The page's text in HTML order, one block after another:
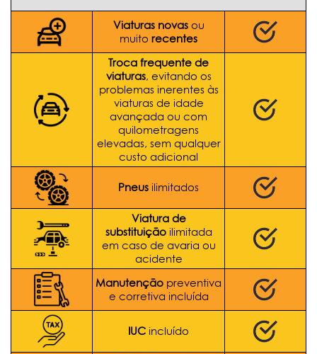
Viaturas novas ou
muito recentes
Troca frequente de
viaturas, evitando os
problemas inerentes às
viaturas de idade
avançada ou com
quilometragens
elevadas, sem qualquer
custo adicional
Pneus ilimitados
Viatura de
substituição ilimitada
em caso de avaria ou
acidente
Manutenção preventiva
e corretiva incluída
IUC incluído